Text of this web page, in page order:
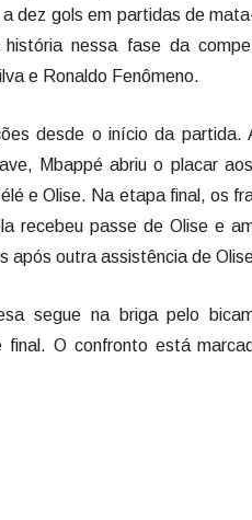
dez gols em partidas de
nessa fase da
e Ronaldo Fenômeno.
desde o início da partida.
Mbappé abriu o placar
e Olise. Na etapa final, os
recebeu passe de Olise e
após outra assistência de
segue na briga pelo
final. O confronto está